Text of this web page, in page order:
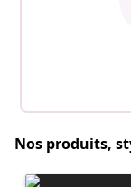
Nos produits,